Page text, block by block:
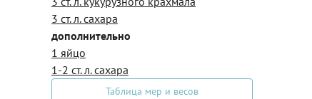
3 ст. л. сахара
дополнительно
1 яйцо
1-2 ст. л. сахара
Таблица мер и весов